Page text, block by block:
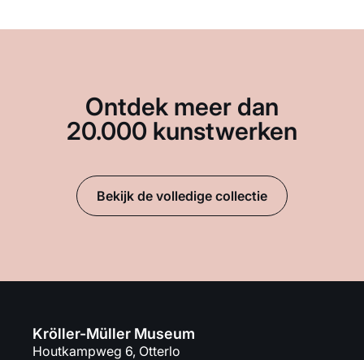
Ontdek meer dan
20.000 kunstwerken
Bekijk de volledige collectie
Kröller-Müller Museum
Houtkampweg 6, Otterlo